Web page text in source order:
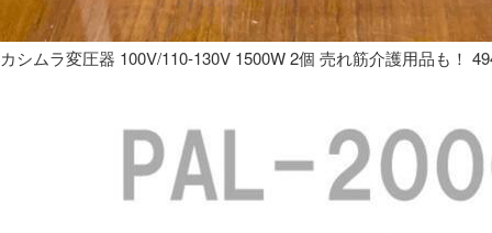
カシムラ変圧器 100V/110-130V 1500W 2個 売れ筋介護用品も！